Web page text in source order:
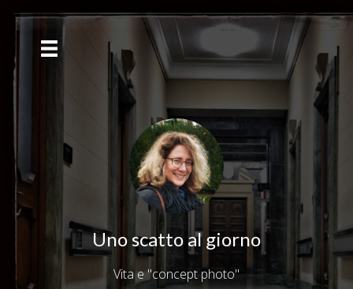
Uno scatto al giorno
Vita e "concept photo"